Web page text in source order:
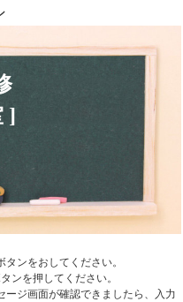
]
ンをおしてください。
ンを押してください。
ージ画面が確認できましたら、入力